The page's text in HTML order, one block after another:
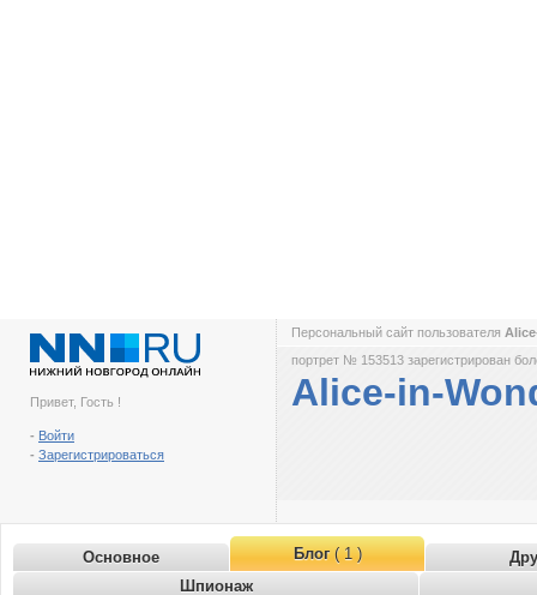
Привет, Гость !
- Войти
- Зарегистрироваться
Персональный сайт пользователя
портрет № 153513 зарегистрирован
Alice-in-
Основное Блог( 1 )
Шпионаж